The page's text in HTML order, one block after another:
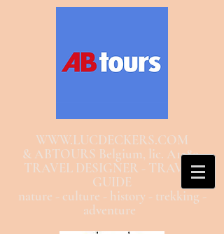
WWW.LUCDECKERS.COM
& ABTOURS Belgium, lic. A1580
TRAVEL DESIGNER - TRAVEL
GUIDE
nature - culture - history - trekking -
adventure